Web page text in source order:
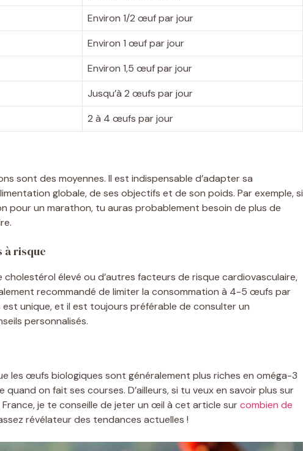
Environ 1/2 œuf par jour
Environ 1 œuf par jour
Environ 1,5 œuf par jour
Jusqu’à 2 œufs par jour
2 à 4 œufs par jour
sont des moyennes. Il est indispensable d’adapter sa
globale, de ses objectifs et de son poids. Par exemple, si
pour un marathon, tu auras probablement besoin de plus de
à risque
élevé ou d’autres facteurs de risque cardiovasculaire,
recommandé de limiter la consommation à 4-5 œufs par
unique, et il est toujours préférable de consulter un
personnalisés.
les œufs biologiques sont généralement plus riches en oméga-3
on fait ses courses. D’ailleurs, si tu veux en savoir plus sur
je te conseille de jeter un œil à cet article surcombien de
révélateur des tendances actuelles !